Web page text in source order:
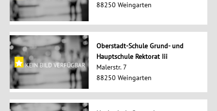
88250 Weingarten
Oberstadt-Schule Grund- und
Hauptschule Rektorat Iii
Malerstr. 7
88250 Weingarten